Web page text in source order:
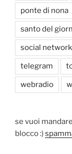
ponte di nona
santo del
social network
telegram
webradio
se vuoi
blocco :)